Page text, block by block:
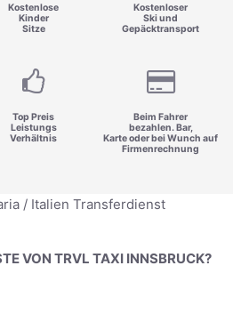
Kostenlose
Kinder
Sitze
Kostenloser
Ski und
Gepäcktransport
Top Preis
Leistungs
Verhältnis
Beim Fahrer
bezahlen. Bar,
Karte oder bei Wunch auf
Firmenrechnung
/ Italien Transferdienst
VON TRVL TAXI INNSBRUCK?